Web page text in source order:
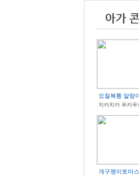
요절복통 알랑이
치카치카 푸카푸
개구쟁이토마스